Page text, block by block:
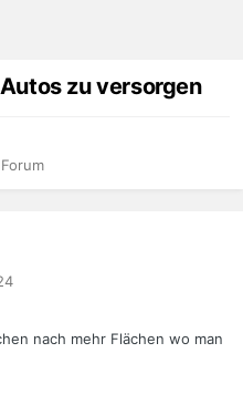
zu versorgen
nach mehr Flächen wo man